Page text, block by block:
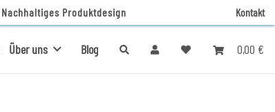
Nachhaltiges Produktdesign Kontakt
0,00 €
Über uns Blog